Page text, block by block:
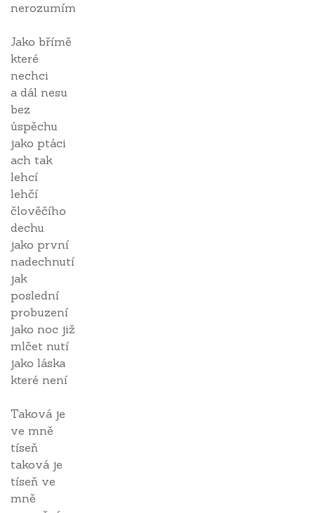
nerozumím
Jako břímě
které
nechci
a dál nesu
bez
úspěchu
jako ptáci
ach tak
lehcí
lehčí
člověčího
dechu
jako první
nadechnutí
jak
poslední
probuzení
jako noc již
mlčet nutí
jako láska
které není
Taková je
ve mně
tíseň
taková je
tíseň ve
mně